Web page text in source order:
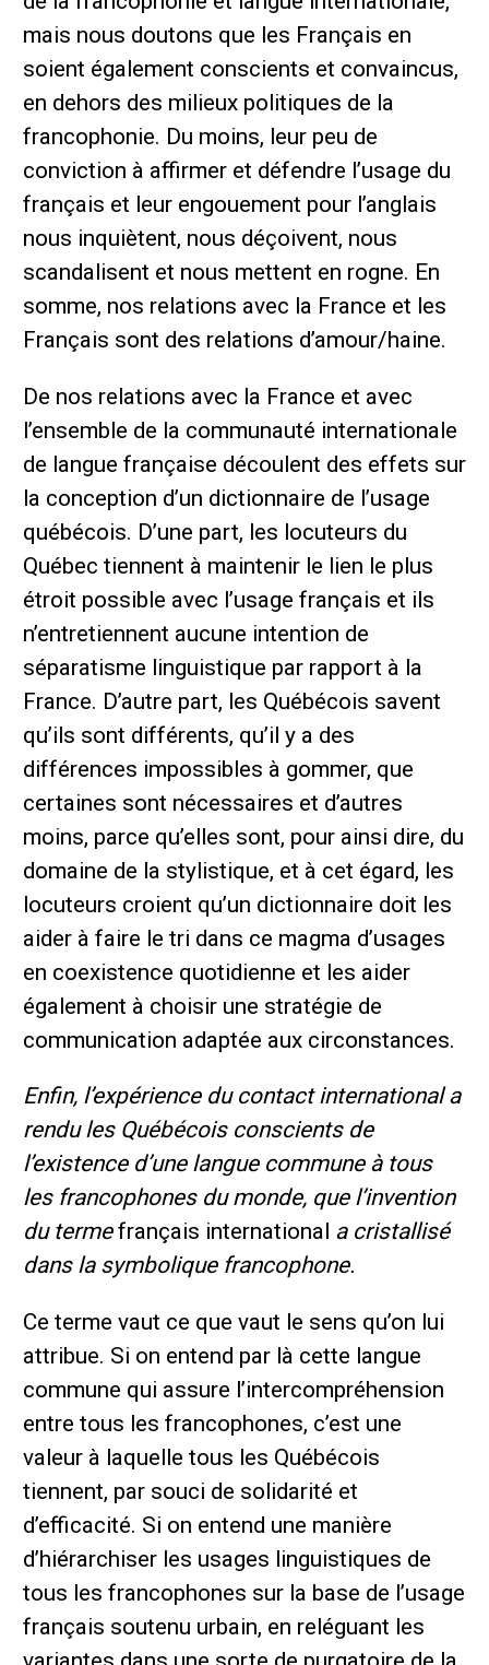
mais nous doutons que les Français en
soient également conscients et convaincus,
en dehors des milieux politiques de la
francophonie. Du moins, leur peu de
conviction à affirmer et défendre l’usage du
français et leur engouement pour l’anglais
nous inquiètent, nous déçoivent, nous
scandalisent et nous mettent en rogne. En
somme, nos relations avec la France et les
Français sont des relations d’amour/haine.
De nos relations avec la France et avec
l’ensemble de la communauté internationale
de langue française découlent des effets sur
la conception d’un dictionnaire de l’usage
québécois. D’une part, les locuteurs du
Québec tiennent à maintenir le lien le plus
étroit possible avec l’usage français et ils
n’entretiennent aucune intention de
séparatisme linguistique par rapport à la
France. D’autre part, les Québécois savent
qu’ils sont différents, qu’il y a des
différences impossibles à gommer, que
certaines sont nécessaires et d’autres
moins, parce qu’elles sont, pour ainsi dire, du
domaine de la stylistique, et à cet égard, les
locuteurs croient qu’un dictionnaire doit les
aider à faire le tri dans ce magma d’usages
en coexistence quotidienne et les aider
également à choisir une stratégie de
communication adaptée aux circonstances.
Enfin, l’expérience du contact international a
rendu les Québécois conscients de
l’existence d’une langue commune à tous
les francophones du monde, que l’invention
du termefrançais international a cristallisé
dans la symbolique francophone.
Ce terme vaut ce que vaut le sens qu’on lui
attribue. Si on entend par là cette langue
commune qui assure l’intercompréhension
entre tous les francophones, c’est une
valeur à laquelle tous les Québécois
tiennent, par souci de solidarité et
d’efficacité. Si on entend une manière
d’hiérarchiser les usages linguistiques de
tous les francophones sur la base de l’usage
français soutenu urbain, en reléguant les